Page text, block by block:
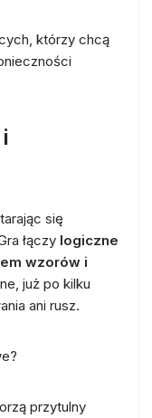
którzy chcą
się
łączy logiczne
wzorów i
już po kilku
ani rusz.
przytulny